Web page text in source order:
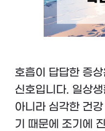
호흡이 답답한 증
신호입니다. 일상
아니라 심각한 건
기 때문에 조기에